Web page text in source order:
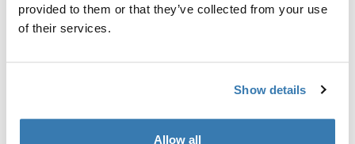
provided to them or that they’ve collected from your use
of their services.
Show details
Allow all
fábrica.